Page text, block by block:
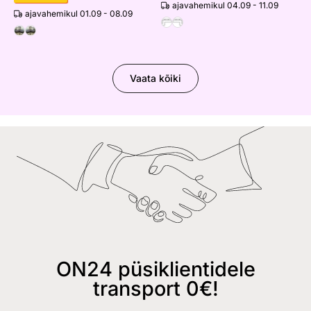
ajavahemikul 01.09 - 08.09
ajavahemikul 04.09 - 11.09
Vaata kõiki
ON24 püsiklientidele
transport 0€!